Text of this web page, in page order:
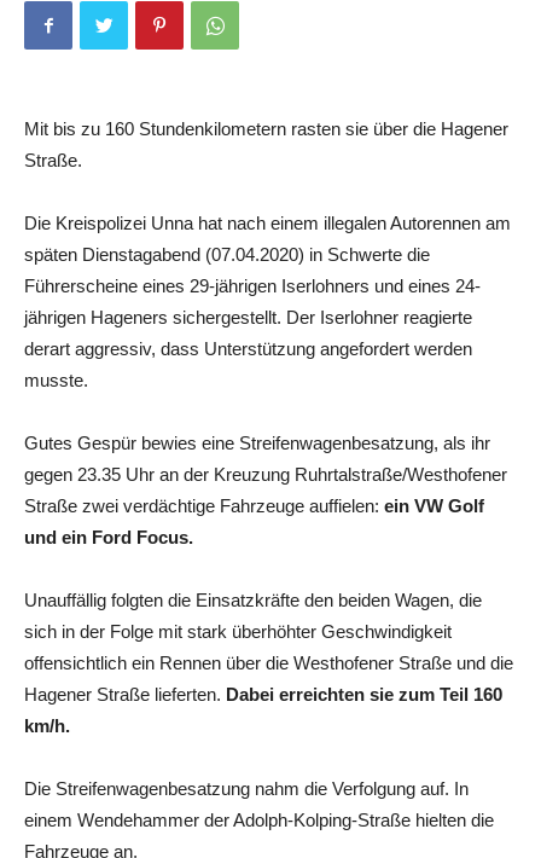
Mit bis zu 160 Stundenkilometern rasten sie über die Hagener
Straße.
Die Kreispolizei Unna hat nach einem illegalen Autorennen am
späten Dienstagabend (07.04.2020) in Schwerte die
Führerscheine eines 29-jährigen Iserlohners und eines 24-
jährigen Hageners sichergestellt. Der Iserlohner reagierte
derart aggressiv, dass Unterstützung angefordert werden
musste.
Gutes Gespür bewies eine Streifenwagenbesatzung, als ihr
gegen 23.35 Uhr an der Kreuzung Ruhrtalstraße/Westhofener
Straße zwei verdächtige Fahrzeuge auffielen: ein VW Golf
und ein Ford Focus.
Unauffällig folgten die Einsatzkräfte den beiden Wagen, die
sich in der Folge mit stark überhöhter Geschwindigkeit
offensichtlich ein Rennen über die Westhofener Straße und die
Hagener Straße lieferten. Dabei erreichten sie zum Teil 160
km/h.
Die Streifenwagenbesatzung nahm die Verfolgung auf. In
einem Wendehammer der Adolph-Kolping-Straße hielten die
Fahrzeuge an.